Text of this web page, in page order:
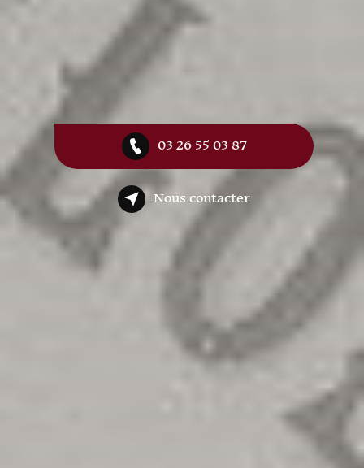
03 26 55 03 87
Nous contacter